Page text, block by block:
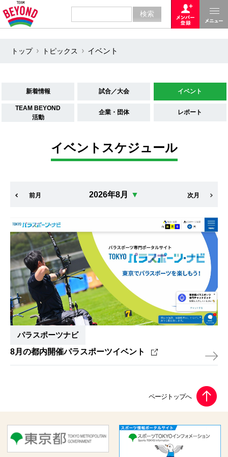
トップ トピックス イベント
新着情報 試合／大会 イベント
TEAM BEYOND
活動
企業・団体 レポート
イベントスケジュール
前月 2026年8月 ▼ 次月
パラスポーツナビ
8月の都内開催パラスポーツイベント